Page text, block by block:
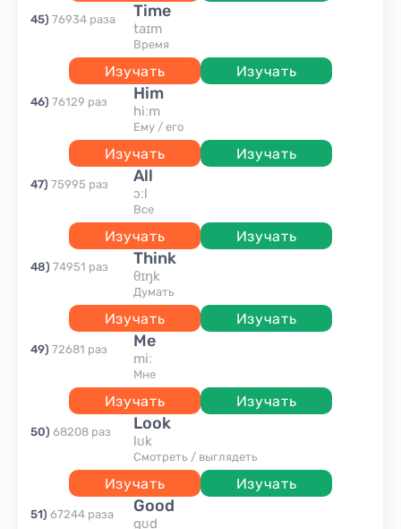
45) 76934 раза time
taɪm
время
Изучать Изучать
46) 76129 раз him
hiːm
ему / его
Изучать Изучать
47) 75995 раз all
ɔːl
все
Изучать Изучать
48) 74951 раз think
θɪŋk
думать
Изучать Изучать
49) 72681 раз me
miː
мне
Изучать Изучать
50) 68208 раз look
lʊk
смотреть / выглядеть
Изучать Изучать
51) 67244 раза good
gʊd